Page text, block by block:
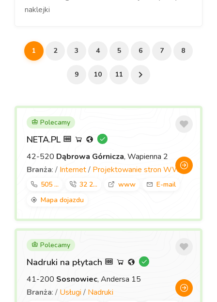
naklejki
1 2 3 4 5 6 7 8
9 10 11
Polecamy
NETA.PL
42-520 Dąbrowa Górnicza, Wapienna 2
Branża: / Internet/ Projektowanie stron WWW
505 ... 32 2... www
E-mail
Mapa dojazdu
Polecamy
Nadruki na płytach
41-200 Sosnowiec, Andersa 15
Branża: / Usługi / Nadruki